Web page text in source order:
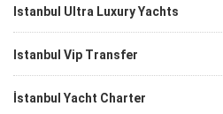
Istanbul Ultra Luxury Yachts
Istanbul Vip Transfer
İstanbul Yacht Charter